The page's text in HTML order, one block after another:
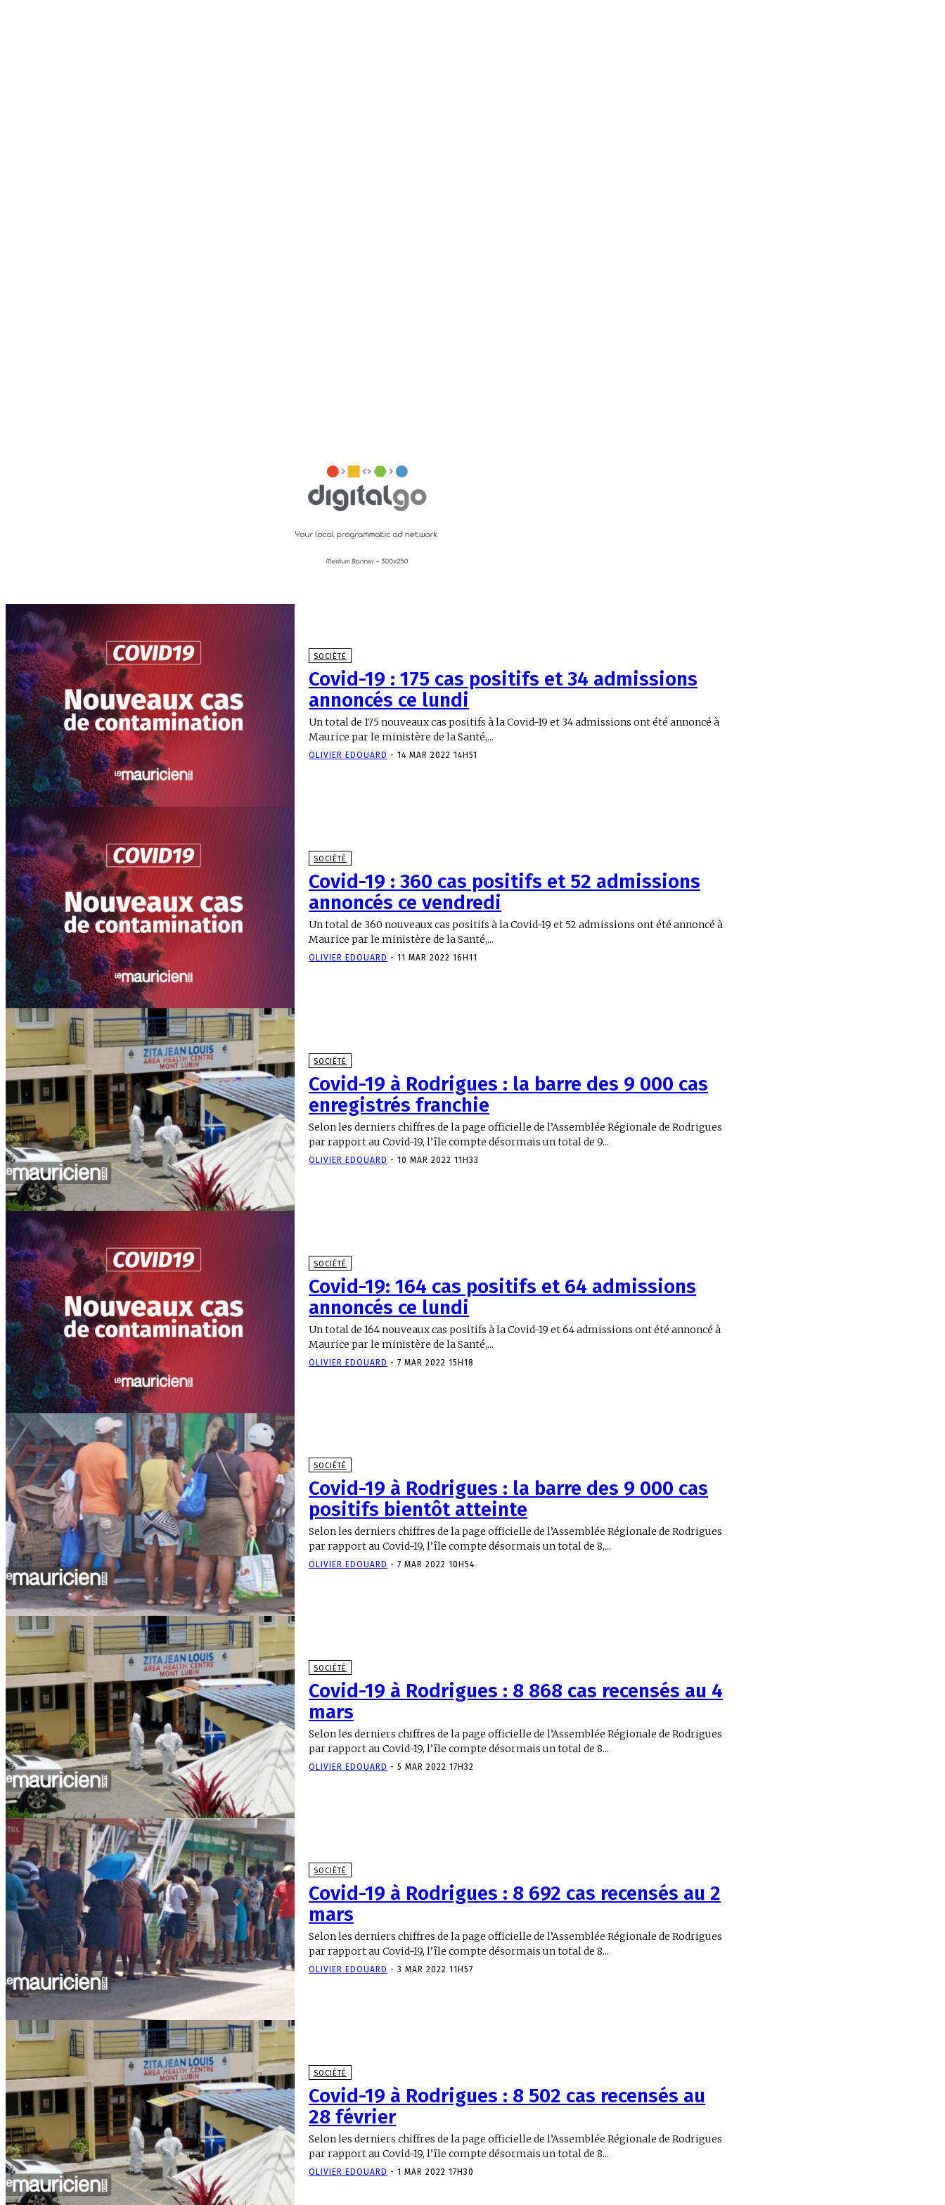
SOCIÉTÉ
Covid-19 : 175 cas positifs et 34 admissions
annoncés ce lundi
Un total de 175 nouveaux cas positifs à la Covid-19 et 34 admissions ont été annoncé à
Maurice par le ministère de la Santé,...
OLIVIER EDOUARD - 14 MAR 2022 14H51
SOCIÉTÉ
Covid-19 : 360 cas positifs et 52 admissions
annoncés ce vendredi
Un total de 360 nouveaux cas positifs à la Covid-19 et 52 admissions ont été annoncé à
Maurice par le ministère de la Santé,...
OLIVIER EDOUARD - 11 MAR 2022 16H11
SOCIÉTÉ
Covid-19 à Rodrigues : la barre des 9 000 cas
enregistrés franchie
Selon les derniers chiffres de la page officielle de l’Assemblée Régionale de Rodrigues
par rapport au Covid-19, l’île compte désormais un total de 9...
OLIVIER EDOUARD - 10 MAR 2022 11H33
SOCIÉTÉ
Covid-19: 164 cas positifs et 64 admissions
annoncés ce lundi
Un total de 164 nouveaux cas positifs à la Covid-19 et 64 admissions ont été annoncé à
Maurice par le ministère de la Santé,...
OLIVIER EDOUARD - 7 MAR 2022 15H18
SOCIÉTÉ
Covid-19 à Rodrigues : la barre des 9 000 cas
positifs bientôt atteinte
Selon les derniers chiffres de la page officielle de l’Assemblée Régionale de Rodrigues
par rapport au Covid-19, l’île compte désormais un total de 8,...
OLIVIER EDOUARD - 7 MAR 2022 10H54
SOCIÉTÉ
Covid-19 à Rodrigues : 8 868 cas recensés au 4
mars
Selon les derniers chiffres de la page officielle de l’Assemblée Régionale de Rodrigues
par rapport au Covid-19, l’île compte désormais un total de 8...
OLIVIER EDOUARD - 5 MAR 2022 17H32
SOCIÉTÉ
Covid-19 à Rodrigues : 8 692 cas recensés au 2
mars
Selon les derniers chiffres de la page officielle de l’Assemblée Régionale de Rodrigues
par rapport au Covid-19, l’île compte désormais un total de 8...
OLIVIER EDOUARD - 3 MAR 2022 11H57
SOCIÉTÉ
Covid-19 à Rodrigues : 8 502 cas recensés au
28 février
Selon les derniers chiffres de la page officielle de l’Assemblée Régionale de Rodrigues
par rapport au Covid-19, l’île compte désormais un total de 8...
OLIVIER EDOUARD - 1 MAR 2022 17H30